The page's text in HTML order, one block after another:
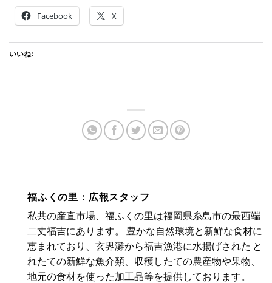
Facebook X
いいね:
福ふくの里：広報スタッフ
私共の産直市場、福ふくの里は福岡県糸島市の最西端
二丈福吉にあります。 豊かな自然環境と新鮮な食材に
恵まれており、玄界灘から福吉漁港に水揚げされた と
れたての新鮮な魚介類、収穫したての農産物や果物、
地元の食材を使った加工品等を提供しております。